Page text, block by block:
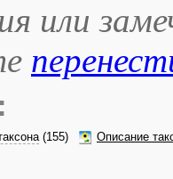
или
(155) Описание